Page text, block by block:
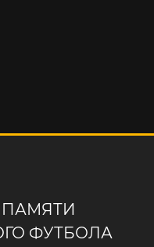
ПАМЯТИ
ФУТБОЛА